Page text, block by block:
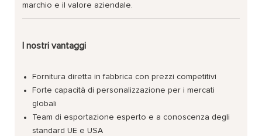
marchio e il valore aziendale.
I nostri vantaggi
Fornitura diretta in fabbrica con prezzi competitivi
Forte capacità di personalizzazione per i mercati
globali
Team di esportazione esperto e a conoscenza degli
standard UE e USA